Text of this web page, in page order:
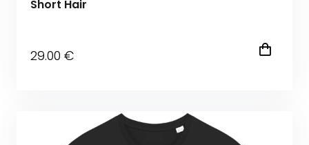
Short Hair
29.00 €